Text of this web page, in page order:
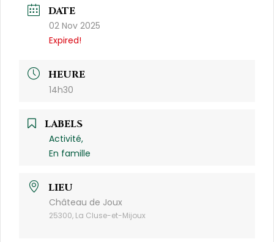
DATE
02 Nov 2025
Expired!
HEURE
14h30
LABELS
Activité,
En famille
LIEU
Château de Joux
25300, La Cluse-et-Mijoux